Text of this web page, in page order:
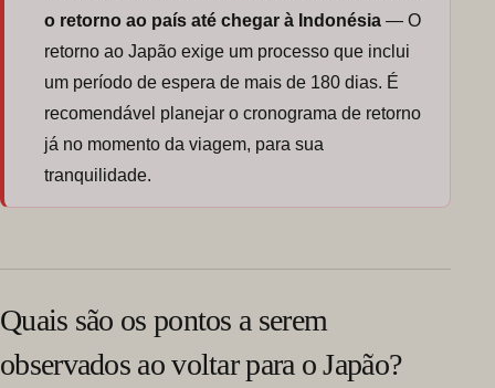
o retorno ao país até chegar à Indonésia — O
retorno ao Japão exige um processo que inclui
um período de espera de mais de 180 dias. É
recomendável planejar o cronograma de retorno
já no momento da viagem, para sua
tranquilidade.
Quais são os pontos a serem
observados ao voltar para o Japão?